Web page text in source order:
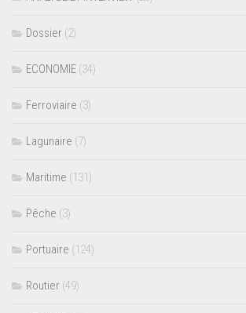
Dossier (2)
ECONOMIE (34)
Ferroviaire (3)
Lagunaire (7)
Maritime (131)
Pêche (3)
Portuaire (124)
Routier (49)